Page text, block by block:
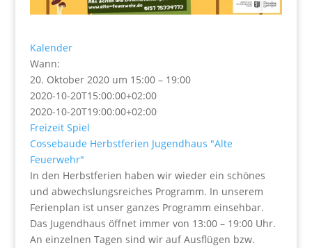
Kalender
Wann:
20. Oktober 2020 um 15:00 – 19:00
2020-10-20T15:00:00+02:00
2020-10-20T19:00:00+02:00
Freizeit Spiel
Cossebaude Herbstferien Jugendhaus "Alte
Feuerwehr"
In den Herbstferien haben wir wieder ein schönes
und abwechslungsreiches Programm. In unserem
Ferienplan ist unser ganzes Programm einsehbar.
Das Jugendhaus öffnet immer von 13:00 – 19:00 Uhr.
An einzelnen Tagen sind wir auf Ausflügen bzw.